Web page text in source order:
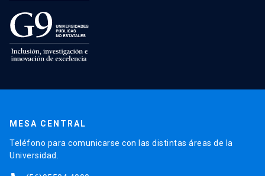
MESA CENTRAL
Teléfono para comunicarse con las distintas áreas de la
Universidad.